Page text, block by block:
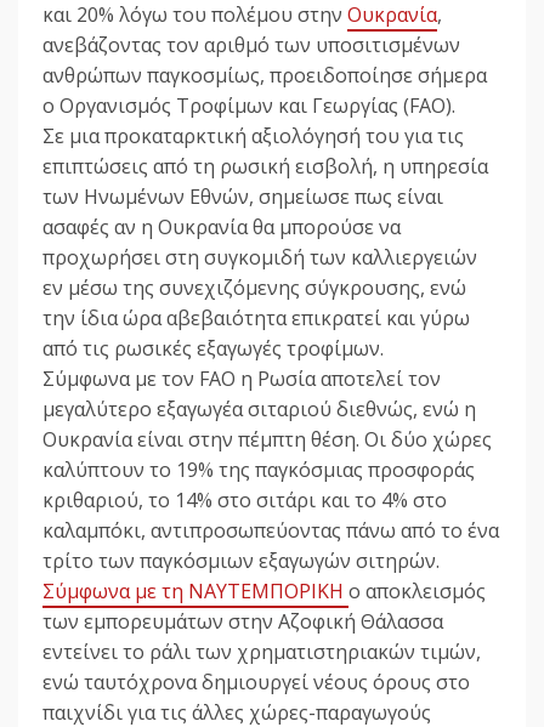
και 20% λόγω του πολέμου στην Ουκρανία,
ανεβάζοντας τον αριθμό των υποσιτισμένων
ανθρώπων παγκοσμίως, προειδοποίησε σήμερα
ο Οργανισμός Τροφίμων και Γεωργίας (FAO).
Σε μια προκαταρκτική αξιολόγησή του για τις
επιπτώσεις από τη ρωσική εισβολή, η υπηρεσία
των Ηνωμένων Εθνών, σημείωσε πως είναι
ασαφές αν η Ουκρανία θα μπορούσε να
προχωρήσει στη συγκομιδή των καλλιεργειών
εν μέσω της συνεχιζόμενης σύγκρουσης, ενώ
την ίδια ώρα αβεβαιότητα επικρατεί και γύρω
από τις ρωσικές εξαγωγές τροφίμων.
Σύμφωνα με τον FAO η Ρωσία αποτελεί τον
μεγαλύτερο εξαγωγέα σιταριού διεθνώς, ενώ η
Ουκρανία είναι στην πέμπτη θέση. Οι δύο χώρες
καλύπτουν το 19% της παγκόσμιας προσφοράς
κριθαριού, το 14% στο σιτάρι και το 4% στο
καλαμπόκι, αντιπροσωπεύοντας πάνω από το ένα
τρίτο των παγκόσμιων εξαγωγών σιτηρών.
Σύμφωνα με τη ΝΑΥΤΕΜΠΟΡΙΚΗ ο αποκλεισμός
των εμπορευμάτων στην Αζοφική Θάλασσα
εντείνει το ράλι των χρηματιστηριακών τιμών,
ενώ ταυτόχρονα δημιουργεί νέους όρους στο
παιχνίδι για τις άλλες χώρες-παραγωγούς